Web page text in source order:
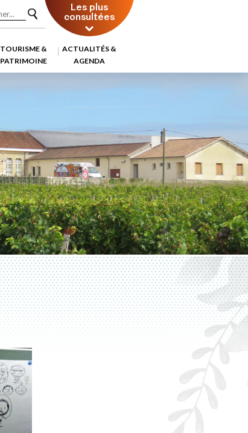
Les plus
consultées
TOURISME &
PATRIMOINE
ACTUALITÉS &
AGENDA